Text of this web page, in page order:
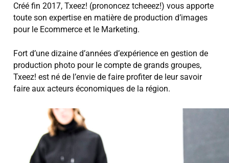
Créé fin 2017, Txeez! (prononcez tcheeez!) vous apporte
toute son expertise en matière de production d’images
pour le Ecommerce et le Marketing.
Fort d’une dizaine d’années d’expérience en gestion de
production photo pour le compte de grands groupes,
Txeez! est né de l’envie de faire profiter de leur savoir
faire aux acteurs économiques de la région.